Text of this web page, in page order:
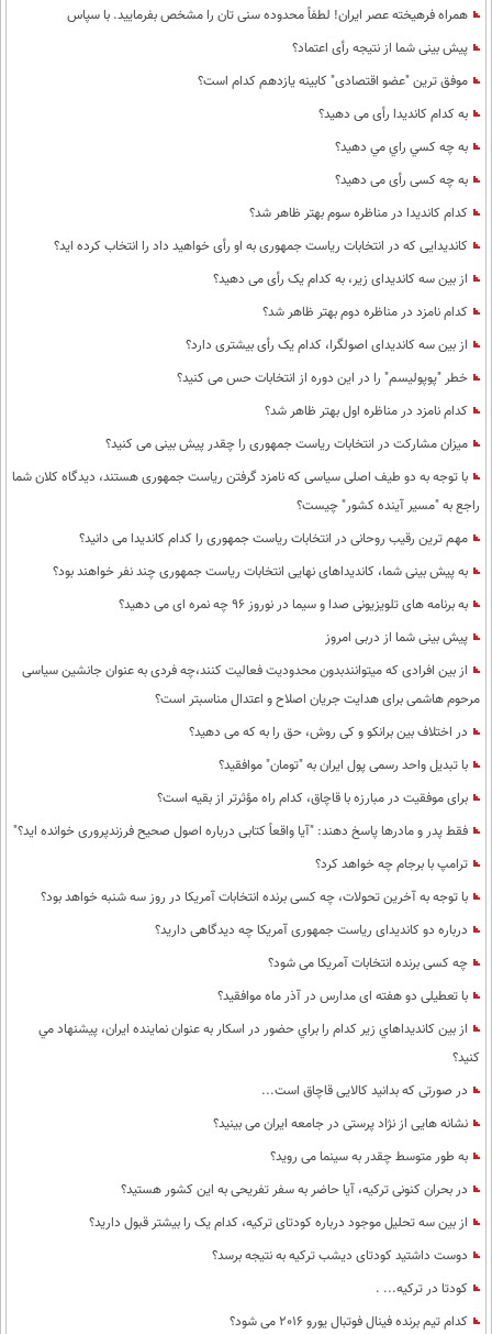
همراه فرهیخته عصر ایران! لطفاً محدوده سنی تان را مشخص بفرمایید. با سپاس
پیش بینی شما از نتیجه رأی اعتماد؟
موفق ترین "عضو اقتصادی" کابینه یازدهم کدام است؟
به کدام کاندیدا رأی می دهید؟
به چه كسي راي مي دهيد؟
به چه کسی رأی می دهید؟
کدام کاندیدا در مناظره سوم بهتر ظاهر شد؟
کاندیدایی که در انتخابات ریاست جمهوری به او رأی خواهید داد را انتخاب کرده اید؟
از بین سه کاندیدای زیر، به کدام یک رأی می دهید؟
کدام نامزد در مناظره دوم بهتر ظاهر شد؟
از بین سه کاندیدای اصولگرا، کدام یک رأی بیشتری دارد؟
خطر "پوپولیسم" را در این دوره از انتخابات حس می کنید؟
کدام نامزد در مناظره اول بهتر ظاهر شد؟
میزان مشارکت در انتخابات ریاست جمهوری را چقدر پیش بینی می کنید؟
با توجه به دو طیف اصلی سیاسی که نامزد گرفتن ریاست جمهوری هستند، دیدگاه کلان شما
راجع به "مسیر آینده کشور" چیست؟
مهم ترین رقیب روحانی در انتخابات ریاست جمهوری را کدام کاندیدا می دانید؟
به پیش بینی شما، کاندیداهای نهایی انتخابات ریاست جمهوری چند نفر خواهند بود؟
به برنامه های تلویزیونی صدا و سیما در نوروز 96 چه نمره ای می دهید؟
پیش بینی شما از دربی امروز
از بین افرادی که میتوانندبدون محدودیت فعالیت کنند،چه فردی به عنوان جانشین سیاسی
مرحوم هاشمی برای هدایت جریان اصلاح و اعتدال مناسبتر است؟
در اختلاف بین برانکو و کی روش، حق را به که می دهید؟
با تبدیل واحد رسمی پول ایران به "تومان" موافقید؟
برای موفقیت در مبارزه با قاچاق، کدام راه مؤثرتر از بقیه است؟
فقط پدر و مادرها پاسخ دهند: "آیا واقعاً کتابی درباره اصول صحیح فرزندپروری خوانده اید؟"
ترامپ با برجام چه خواهد کرد؟
با توجه به آخرین تحولات، چه کسی برنده انتخابات آمریکا در روز سه شنبه خواهد بود؟
درباره دو کاندیدای ریاست جمهوری آمریکا چه دیدگاهی دارید؟
چه کسی برنده انتخابات آمریکا می شود؟
با تعطیلی دو هفته ای مدارس در آذر ماه موافقید؟
از بين كانديداهاي زير كدام را براي حضور در اسكار به عنوان نماينده ايران، پيشنهاد مي
كنيد؟
در صورتی که بدانید کالایی قاچاق است...
نشانه هایی از نژاد پرستی در جامعه ایران می بینید؟
به طور متوسط چقدر به سینما می روید؟
در بحران کنونی ترکیه، آیا حاضر به سفر تفریحی به این کشور هستید؟
از بین سه تحلیل موجود درباره کودتای ترکیه، کدام یک را بیشتر قبول دارید؟
دوست داشتید کودتای دیشب ترکیه به نتیجه برسد؟
کودتا در ترکیه... .
کدام تیم برنده فینال فوتبال یورو 2016 می شود؟